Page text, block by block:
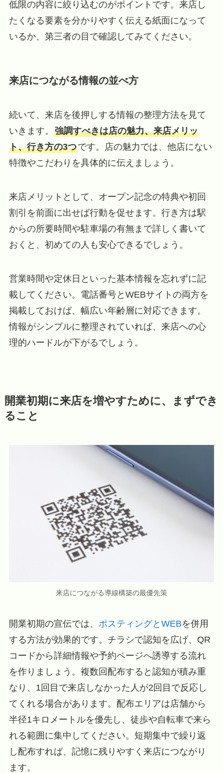
低限の内容に絞り込むのがポイントです。来店し
たくなる要素を分かりやすく伝える紙面になって
いるか、第三者の目で確認してみてください。
来店につながる情報の並べ方
続いて、来店を後押しする情報の整理方法を見て
いきます。 強調すべきは店の魅力、来店メリッ
ト、行き方の3つです。店の魅力では、他店にない
特徴やこだわりを具体的に伝えましょう。
来店メリットとして、オープン記念の特典や初回
割引を前面に出せば行動を促せます。行き方は駅
からの所要時間や駐車場の有無まで詳しく書いて
おくと、初めての人も安心できるでしょう。
営業時間や定休日といった基本情報を忘れずに記
載してください。電話番号とWEBサイトの両方を
掲載しておけば、幅広い年齢層に対応できます。
情報がシンプルに整理されていれば、来店への心
理的ハードルが下がるでしょう。
開業初期に来店を増やすために、まずでき
ること
来店につながる導線構築の最優先策
開業初期の宣伝では、 ポスティングとWEBを併用
する方法が効果的です。チラシで認知を広げ、QR
コードから詳細情報や予約ページへ誘導する流れ
を作りましょう。複数回配布すると認知が積み重
なり、1回目で来店しなかった人が2回目で反応し
てくれる場合があります。配布エリアは店舗から
半径1キロメートルを優先し、徒歩や自転車で来ら
れる範囲に集中してください。短期集中で繰り返
し配布すれば、記憶に残りやすく来店につながり
ます。